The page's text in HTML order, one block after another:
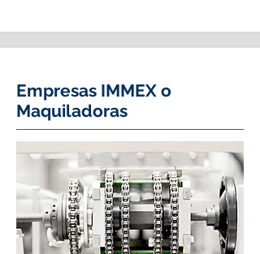
Empresas IMMEX o
Maquiladoras